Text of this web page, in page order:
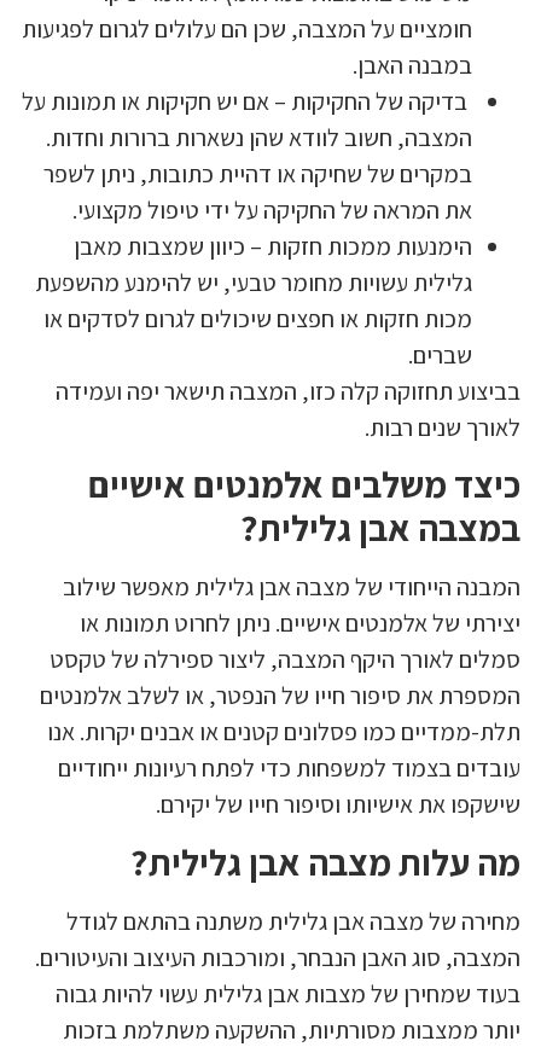
חומציים על המצבה, שכן הם עלולים לגרום לפגיעות
במבנה האבן.
בדיקה של החקיקות – אם יש חקיקות או תמונות על
המצבה, חשוב לוודא שהן נשארות ברורות וחדות.
במקרים של שחיקה או דהיית כתובות, ניתן לשפר
את המראה של החקיקה על ידי טיפול מקצועי.
הימנעות ממכות חזקות – כיוון שמצבות מאבן
גלילית עשויות מחומר טבעי, יש להימנע מהשפעת
מכות חזקות או חפצים שיכולים לגרום לסדקים או
שברים.
בביצוע תחזוקה קלה כזו, המצבה תישאר יפה ועמידה
לאורך שנים רבות.
כיצד משלבים אלמנטים אישיים
במצבה אבן גלילית?
המבנה הייחודי של מצבה אבן גלילית מאפשר שילוב
יצירתי של אלמנטים אישיים. ניתן לחרוט תמונות או
סמלים לאורך היקף המצבה, ליצור ספירלה של טקסט
המספרת את סיפור חייו של הנפטר, או לשלב אלמנטים
תלת-ממדיים כמו פסלונים קטנים או אבנים יקרות. אנו
עובדים בצמוד למשפחות כדי לפתח רעיונות ייחודיים
שישקפו את אישיותו וסיפור חייו של יקירם.
מה עלות מצבה אבן גלילית?
מחירה של מצבה אבן גלילית משתנה בהתאם לגודל
המצבה, סוג האבן הנבחר, ומורכבות העיצוב והעיטורים.
בעוד שמחירן של מצבות אבן גלילית עשוי להיות גבוה
יותר ממצבות מסורתיות, ההשקעה משתלמת בזכות